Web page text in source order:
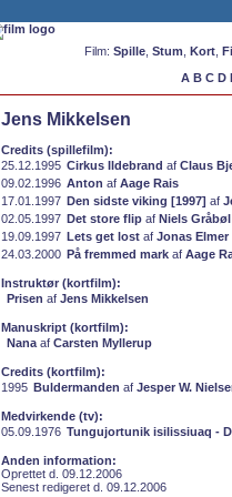
Film: Spille, Stum Kort,
A B C D
Jens Mikkelsen
Credits (spillefilm):
25.12.1995 Cirkus Ildebrand af Claus
09.02.1996 Anton af Aage Rais
17.01.1997 Den sidste viking [1997] af
02.05.1997 Det store flip af Niels Gråbøl
19.09.1997 Lets get lost af Jonas Elmer
24.03.2000 På fremmed mark af Aage
Instruktør (kortfilm):
Prisen af Jens Mikkelsen
Manuskript (kortfilm):
Nana af Carsten Myllerup
Credits (kortfilm):
1995 Buldermanden af Jesper W.
Medvirkende (tv):
05.09.1976 Tungujortunik isilissiuaq -
Anden information:
Oprettet d. 09.12.2006
Senest redigeret d. 09.12.2006